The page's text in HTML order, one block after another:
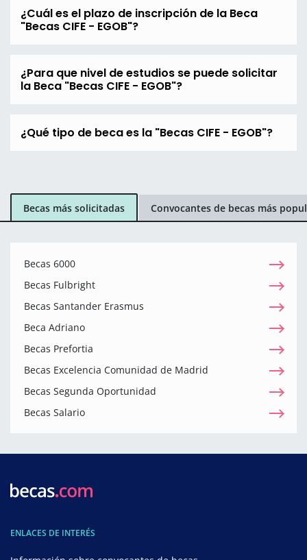
¿Cuál es el plazo de inscripción de la Beca
"Becas CIFE - EGOB"?
¿Para que nivel de estudios se puede solicitar
la Beca "Becas CIFE - EGOB"?
¿Qué tipo de beca es la "Becas CIFE - EGOB"?
Becas más solicitadas Convocantes de becas más
Becas 6000
Becas Fulbright
Becas Santander Erasmus
Beca Adriano
Becas Prefortia
Becas Excelencia Comunidad de Madrid
Becas Segunda Oportunidad
Becas Salario
ENLACES DE INTERÉS